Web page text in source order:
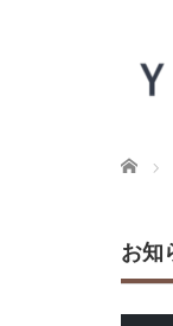
Home
お知